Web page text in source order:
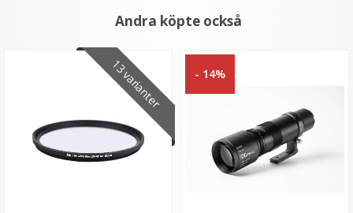
Andra köpte också
13 varianter - 14%